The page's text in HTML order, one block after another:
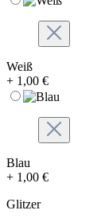
Weiß
+ 1,00 €
Blau
+ 1,00 €
Glitzer